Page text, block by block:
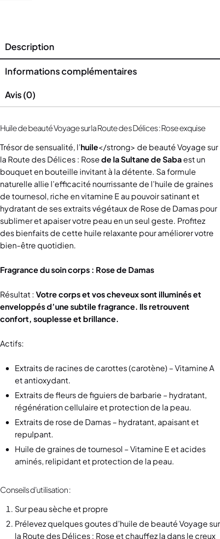
Description
Informations complémentaires
Avis (0)
Huile de beauté Voyage sur la Route des Délices : Rose exquise
Trésor de sensualité, l’huile</strong> de beauté Voyage sur
la Route des Délices : Rosede la Sultane de Sabaest un
bouquet en bouteille invitant à la détente. Sa formule
naturelle allie l’efficacité nourrissante de l’huile de graines
de tournesol, riche en vitamine E au pouvoir satinant et
hydratant de ses extraits végétaux de Rose de Damas pour
sublimer et apaiser votre peau en un seul geste. Profitez
des bienfaits de cette huile relaxante pour améliorer votre
bien-être quotidien.
Fragrance du soin corps : Rose de Damas
Résultat : Votre corps et vos cheveux sont illuminés et
enveloppés d’une subtile fragrance. Ils retrouvent
confort, souplesse et brillance.
Actifs:
Extraits de racines de carottes (carotène) – Vitamine A
et antioxydant.
Extraits de fleurs de figuiers de barbarie – hydratant,
régénération cellulaire et protection de la peau.
Extraits de rose de Damas – hydratant, apaisant et
repulpant.
Huile de graines de tournesol – Vitamine E et acides
aminés, relipidant et protection de la peau.
Conseils d’utilisation :
Sur peau sèche et propre
Prélevez quelques goutes d’huile de beauté Voyage sur
la Route des Délices : Rose et chauffez la dans le creux